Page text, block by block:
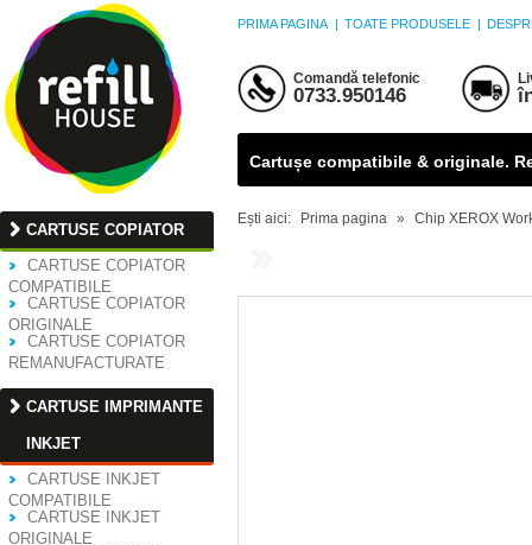
PRIMA PAGINA | TOATE PRODUSELE |
Comandă telefonic
0733.950146
Cartușe compatibile & originale.
CARTUSE COPIATOR
CARTUSE COPIATOR
COMPATIBILE
CARTUSE COPIATOR
ORIGINALE
CARTUSE COPIATOR
REMANUFACTURATE
CARTUSE IMPRIMANTE
INKJET
CARTUSE INKJET
COMPATIBILE
CARTUSE INKJET
ORIGINALE
Ești aici: Prima pagina » Chip XEROX